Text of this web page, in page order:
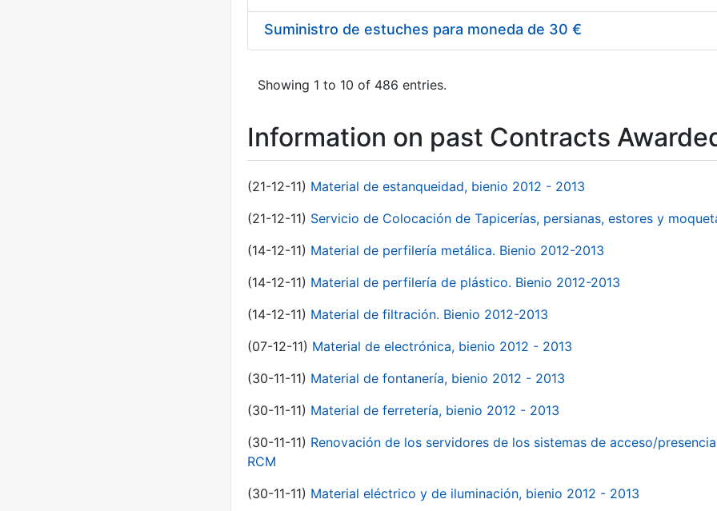
Suministro de estuches para moneda de 30 €
Showing 1 to 10 of 486 entries.
Information on past Contracts
(21-12-11) Material de estanqueidad, bienio 2012 - 2013
(21-12-11) Servicio de Colocación de Tapicerías, persianas, estores y
(14-12-11) Material de perfilería metálica. Bienio 2012-2013
(14-12-11) Material de perfilería de plástico. Bienio 2012-2013
(14-12-11) Material de filtración. Bienio 2012-2013
(07-12-11) Material de electrónica, bienio 2012 - 2013
(30-11-11) Material de fontanería, bienio 2012 - 2013
(30-11-11) Material de ferretería, bienio 2012 - 2013
(30-11-11) Renovación de los servidores de los sistemas de acceso/
RCM
(30-11-11) Material eléctrico y de iluminación, bienio 2012 - 2013